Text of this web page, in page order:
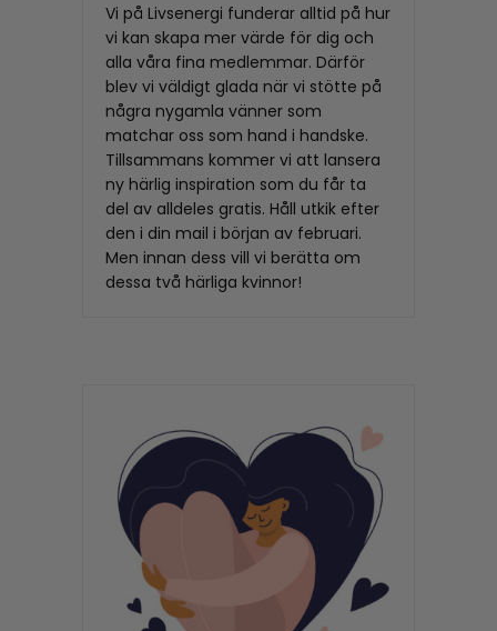
Vi på Livsenergi funderar alltid på hur
vi kan skapa mer värde för dig och
alla våra fina medlemmar. Därför
blev vi väldigt glada när vi stötte på
några nygamla vänner som
matchar oss som hand i handske.
Tillsammans kommer vi att lansera
ny härlig inspiration som du får ta
del av alldeles gratis. Håll utkik efter
den i din mail i början av februari.
Men innan dess vill vi berätta om
dessa två härliga kvinnor!